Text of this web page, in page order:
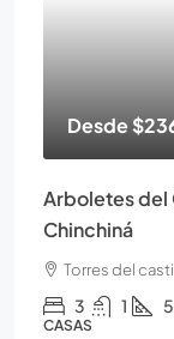
Desde
Arboletes del
Chinchiná
Torres del
3 1
CASAS